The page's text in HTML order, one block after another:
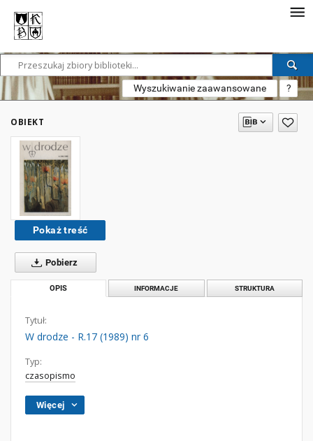
Wyszukiwanie zaawansowane ?
OBIEKT
Pokaż treść
Pobierz
OPIS INFORMACJE STRUKTURA
Tytuł:
W drodze - R.17 (1989) nr 6
Typ:
czasopismo
Więcej